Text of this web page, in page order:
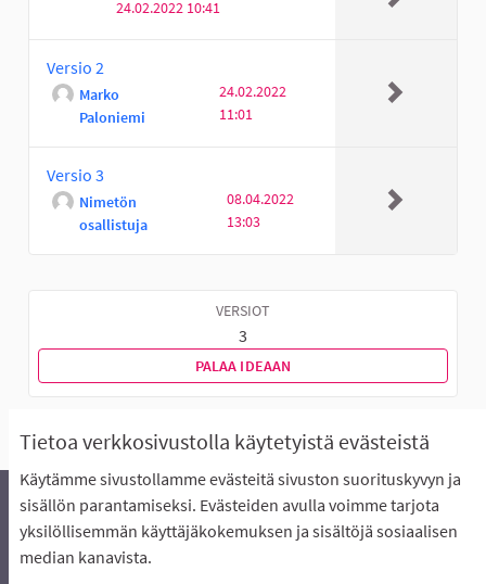
Tietoa verkkosivustolla käytetyistä evästeistä
Käytämme sivustollamme evästeitä sivuston suorituskyvyn ja
sisällön parantamiseksi. Evästeiden avulla voimme tarjota
yksilöllisemmän käyttäjäkokemuksen ja sisältöjä sosiaalisen
median kanavista.
24.02.2022 10:41
Versio 2
Marko
Paloniemi
24.02.2022
11:01
Versio 3
Nimetön
osallistuja
08.04.2022
13:03
VERSIOT
3
PALAA IDEAAN
Äänestyksen pikaohjeet
Usein kysytyt kysymykset
Näin äänestät Asukasbudjetissa